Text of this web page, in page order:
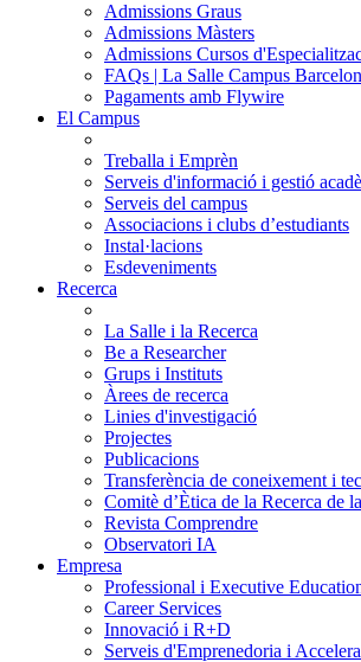
Admissions Graus
Admissions Màsters
Admissions Cursos
FAQs | La Salle Campus
Pagaments amb Flywire
El Campus
Treballa i Emprèn
Serveis d'informació i gestió
Serveis del campus
Associacions i clubs d’estudiants
Instal·lacions
Esdeveniments
Recerca
La Salle i la Recerca
Be a Researcher
Grups i Instituts
Àrees de recerca
Linies d'investigació
Projectes
Publicacions
Transferència de coneixement i
Comitè d’Ètica de la Recerca de
Revista Comprendre
Observatori IA
Empresa
Professional i Executive
Career Services
Innovació i R+D
Serveis d'Emprenedoria i